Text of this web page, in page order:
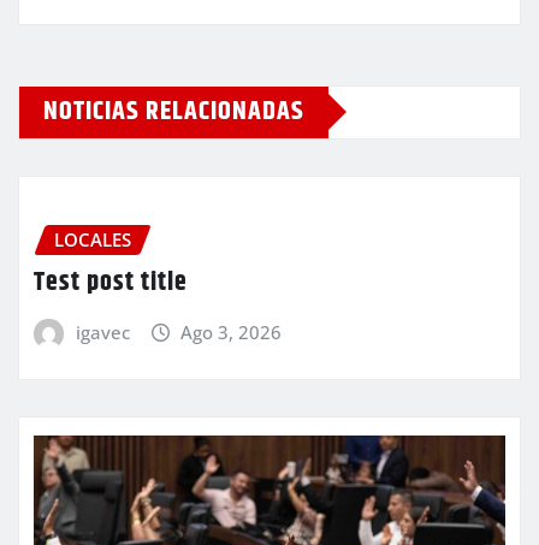
NOTICIAS RELACIONADAS
LOCALES
Test post title
igavec Ago 3, 2026